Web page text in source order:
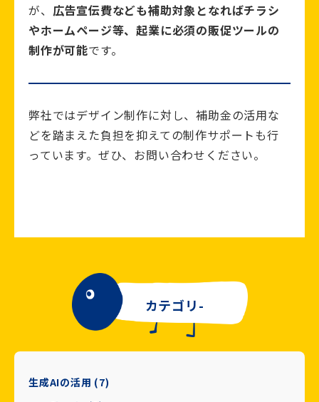
が、 広告宣伝費なども補助対象となればチラシ
やホームページ等、起業に必須の販促ツールの
制作が可能です。
弊社ではデザイン制作に対し、補助金の活用な
どを踏まえた負担を抑えての制作サポートも行
っています。ぜひ、お問い合わせください。
カテゴリ-
生成AIの活用 (7)